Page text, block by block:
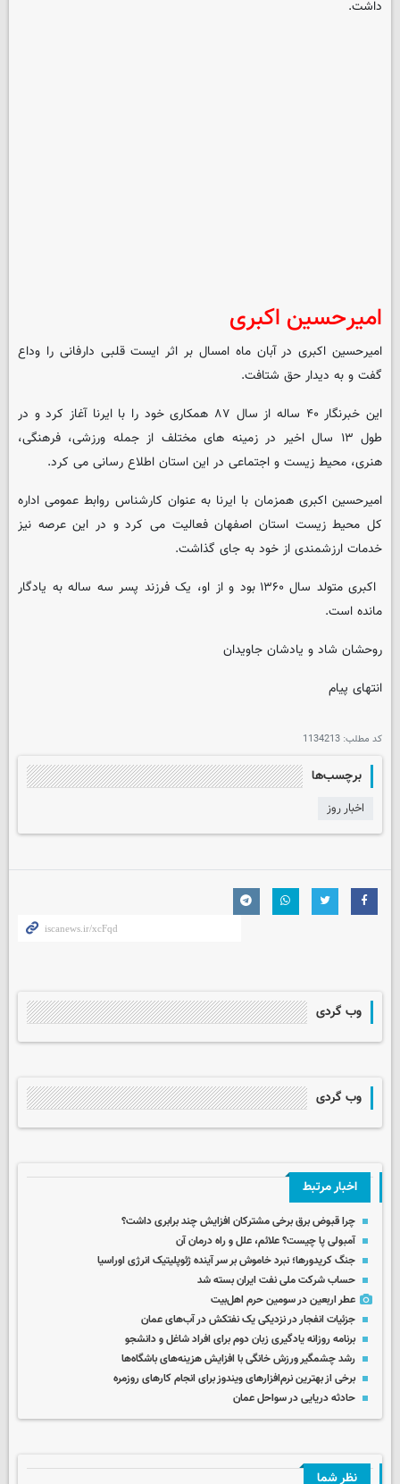
داشت.
امیرحسین اکبری
امیرحسین اکبری در آبان ماه امسال بر اثر ایست قلبی دارفانی را وداع
گفت و به دیدار حق شتافت.
این خبرنگار ۴۰ ساله از سال ۸۷ همکاری خود را با ایرنا آغاز کرد و در
طول ۱۳ سال اخیر در زمینه های مختلف از جمله ورزشی، فرهنگی،
هنری، محیط زیست و اجتماعی در این استان اطلاع رسانی می کرد.
امیرحسین اکبری همزمان با ایرنا به عنوان کارشناس روابط عمومی اداره
کل محیط زیست استان اصفهان فعالیت می کرد و در این عرصه نیز
خدمات ارزشمندی از خود به جای گذاشت.
اکبری متولد سال ۱۳۶۰ بود و از او، یک فرزند پسر سه ساله به یادگار
مانده است.
روحشان شاد و یادشان جاویدان
انتهای پیام
کد مطلب: 1134213
برچسب‌ها
اخبار روز
وب گردی
وب گردی
اخبار مرتبط
چرا قبوض برق برخی مشترکان افزایش چند برابری داشت؟
آمبولی پا چیست؟ علائم، علل و راه درمان آن
جنگ کریدورها؛ نبرد خاموش بر سر آینده ژئوپلیتیک انرژی اوراسیا
حساب‌ شرکت ملی نفت ایران بسته شد
عطر اربعین در سومین حرم اهل‌بیت
جزئیات انفجار در نزدیکی یک نفتکش در آب‌های عمان
برنامه روزانه یادگیری زبان دوم برای افراد شاغل و دانشجو
رشد چشمگیر ورزش خانگی با افزایش هزینه‌های باشگاه‌ها
برخی از بهترین نرم‌افزارهای ویندوز برای انجام کارهای روزمره
حادثه دریایی در سواحل عمان
نظر شما